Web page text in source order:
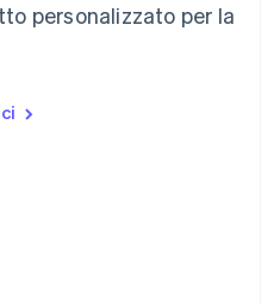
personalizzato per la